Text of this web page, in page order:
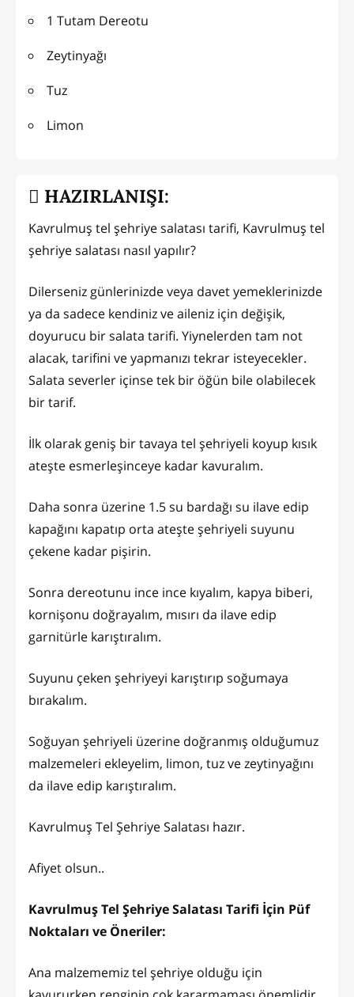
1 Tutam Dereotu
Zeytinyağı
Tuz
Limon
HAZIRLANIŞI:
Kavrulmuş tel şehriye salatası tarifi, Kavrulmuş tel
şehriye salatası nasıl yapılır?
Dilerseniz günlerinizde veya davet yemeklerinizde
ya da sadece kendiniz ve aileniz için değişik,
doyurucu bir salata tarifi. Yiynelerden tam not
alacak, tarifini ve yapmanızı tekrar isteyecekler.
Salata severler içinse tek bir öğün bile olabilecek
bir tarif.
İlk olarak geniş bir tavaya tel şehriyeli koyup kısık
ateşte esmerleşinceye kadar kavuralım.
Daha sonra üzerine 1.5 su bardağı su ilave edip
kapağını kapatıp orta ateşte şehriyeli suyunu
çekene kadar pişirin.
Sonra dereotunu ince ince kıyalım, kapya biberi,
kornişonu doğrayalım, mısırı da ilave edip
garnitürle karıştıralım.
Suyunu çeken şehriyeyi karıştırıp soğumaya
bırakalım.
Soğuyan şehriyeli üzerine doğranmış olduğumuz
malzemeleri ekleyelim, limon, tuz ve zeytinyağını
da ilave edip karıştıralım.
Kavrulmuş Tel Şehriye Salatası hazır.
Afiyet olsun..
Kavrulmuş Tel Şehriye Salatası Tarifi İçin Püf
Noktaları ve Öneriler:
Ana malzememiz tel şehriye olduğu için